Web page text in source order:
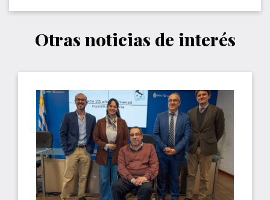
Otras noticias de interés